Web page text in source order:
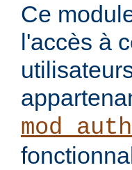
Ce
l'accès à